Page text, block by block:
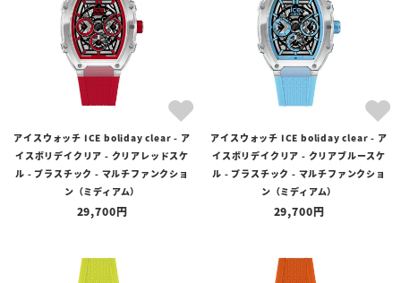
アイスウォッチ ICE boliday clear - ア
イスボリデイクリア - クリアレッドスケ
ル - プラスチック - マルチファンクショ
ン（ミディアム）
29,700
アイスウォッチ ICE boliday clear - ア
イスボリデイクリア - クリアブルースケ
ル - プラスチック - マルチファンクショ
ン（ミディアム）
29,700